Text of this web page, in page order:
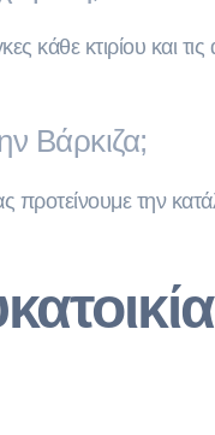
κάθε κτιρίου και τις
Βάρκιζα;
προτείνουμε την